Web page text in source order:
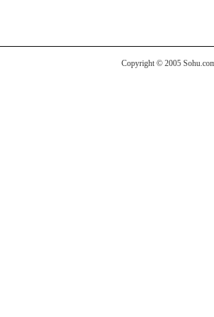
Copyright © 2005